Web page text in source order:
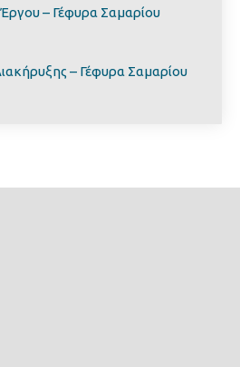
– Γέφυρα Σαμαρίoυ
– Γέφυρα Σαμαρίoυ